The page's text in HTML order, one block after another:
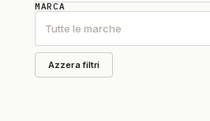
MARCA
Tutte le marche
Azzera filtri